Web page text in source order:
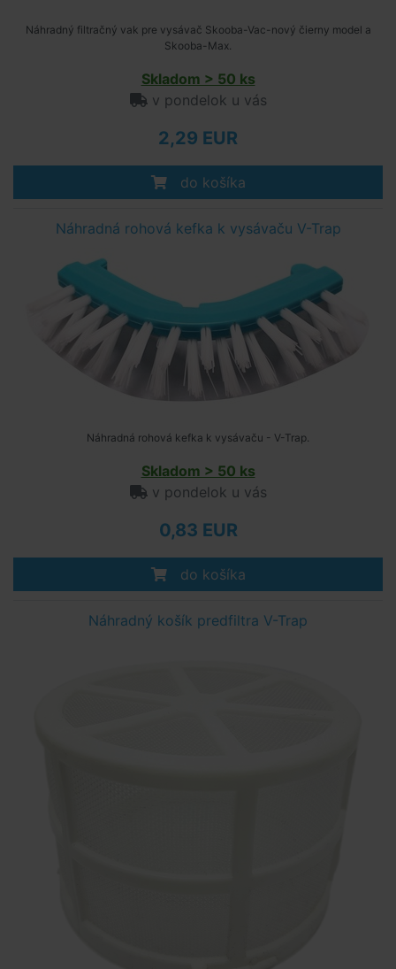
Náhradný filtračný vak pre vysávač Skooba-Vac-nový čierny model a
Skooba-Max.
Skladom > 50 ks
v pondelok u vás
2,29 EUR
do košíka
Náhradná rohová kefka k vysávaču V-Trap
Náhradná rohová kefka k vysávaču - V-Trap.
Skladom > 50 ks
v pondelok u vás
0,83 EUR
do košíka
Náhradný košík predfiltra V-Trap